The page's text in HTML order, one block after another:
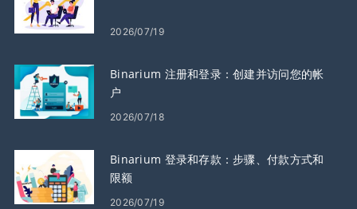
2026/07/19
Binarium 注册和登录：创建并访问您的帐
户
2026/07/18
Binarium 登录和存款：步骤、付款方式和
限额
2026/07/19